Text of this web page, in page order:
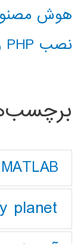
هوش
نصب PHP و composer در ویندوز 10
planet